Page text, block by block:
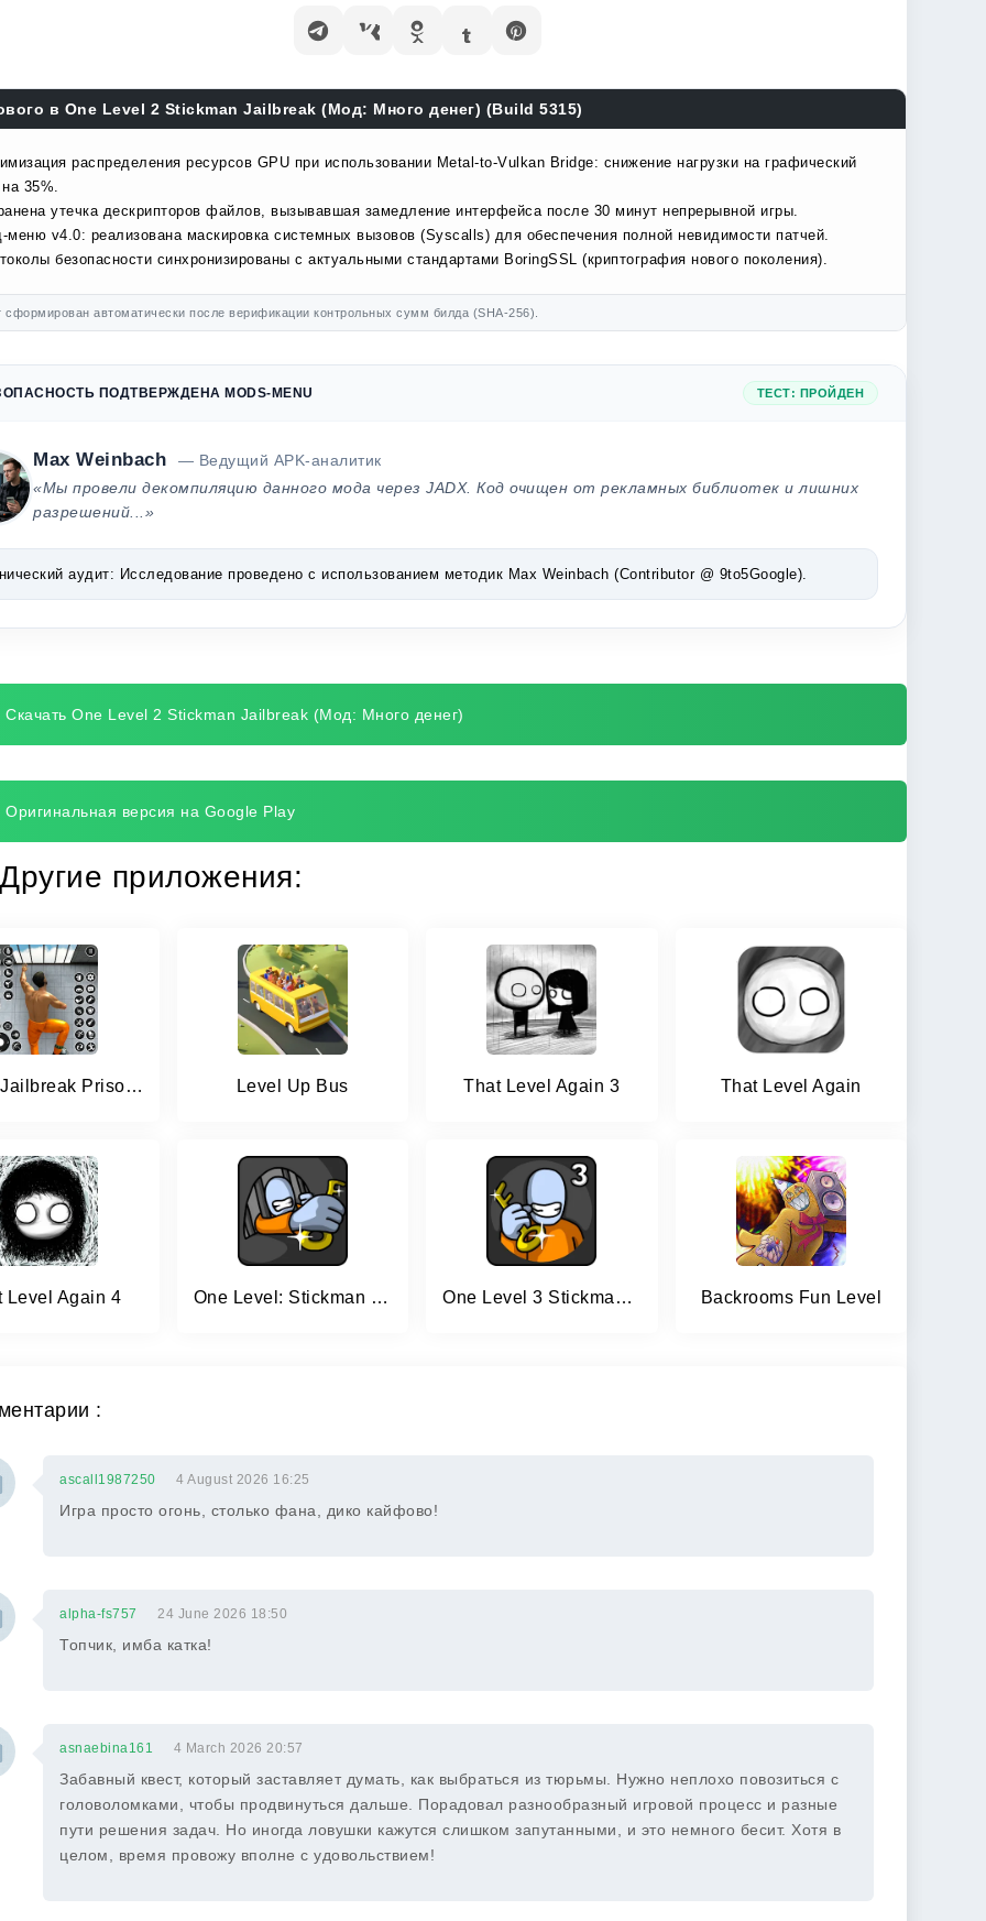
в One Level 2 Stickman Jailbreak (Мод: Много денег) (Build 5315)
распределения ресурсов GPU при использовании Metal-to-Vulkan Bridge: снижение нагрузки на графический
35%.
утечка дескрипторов файлов, вызывавшая замедление интерфейса после 30 минут непрерывной игры.
меню v4.0: реализована маскировка системных вызовов (Syscalls) для обеспечения полной невидимости патчей.
безопасности синхронизированы с актуальными стандартами BoringSSL (криптография нового поколения).
автоматически после верификации контрольных сумм билда (SHA-256).
ПОДТВЕРЖДЕНА MODS-MENU ТЕСТ: ПРОЙДЕН
Max Weinbach
— Ведущий APK-аналитик
«Мы провели декомпиляцию данного мода через JADX. Код очищен от рекламных библиотек и лишних
разрешений...»
аудит: Исследование проведено с использованием методик Max Weinbach (Contributor @ 9to5Google).
Скачать One Level 2 Stickman Jailbreak (Мод: Много денег)
Оригинальная версия на Google Play
Другие приложения:
Grand Jailbreak Prison Escape Level Up Bus That Level Again 3 That Level Again
Level Again 4 One Level: Stickman Jailbreak One Level 3 Stickman Jailbreak Backrooms Fun Level
:
ascall1987250 4 August 2026 16:25
Игра просто огонь, столько фана, дико кайфово!
alpha-fs757 24 June 2026 18:50
Топчик, имба катка!
asnaebina161 4 March 2026 20:57
Забавный квест, который заставляет думать, как выбраться из тюрьмы. Нужно неплохо повозиться с
головоломками, чтобы продвинуться дальше. Порадовал разнообразный игровой процесс и разные
пути решения задач. Но иногда ловушки кажутся слишком запутанными, и это немного бесит. Хотя в
целом, время провожу вполне с удовольствием!